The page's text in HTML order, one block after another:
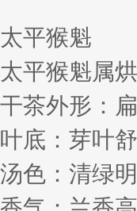
太平猴魁
太平猴魁属
干茶外形：
叶底：芽叶
汤色：清绿明